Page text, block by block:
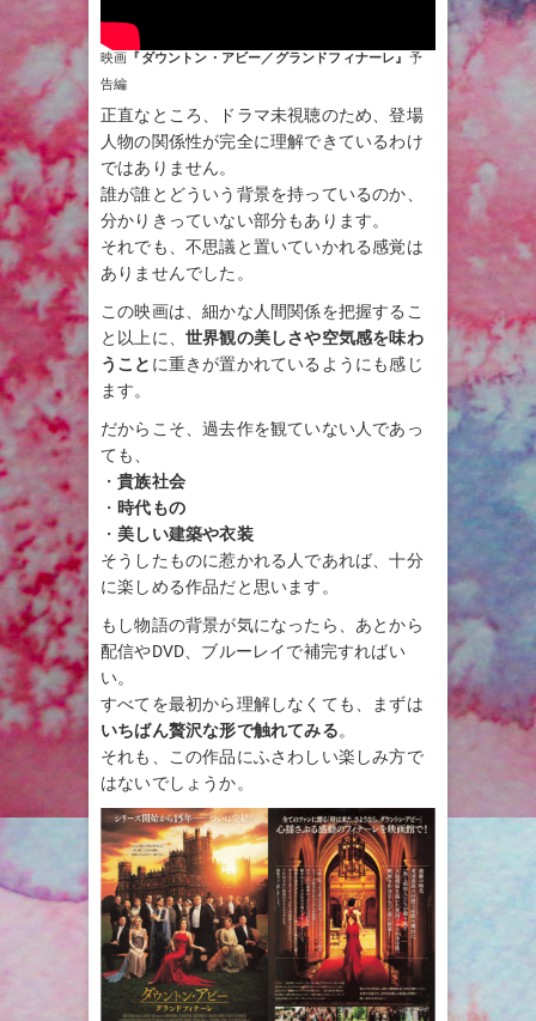
映画 『ダウントン・アビー／グランドフィナーレ』 予
告編
正直なところ、ドラマ未視聴のため、登場
人物の関係性が完全に理解できているわけ
ではありません。
誰が誰とどういう背景を持っているのか、
分かりきっていない部分もあります。
それでも、不思議と置いていかれる感覚は
ありませんでした。
この映画は、細かな人間関係を把握するこ
と以上に、 世界観の美しさや空気感を味わ
うこと に重きが置かれているようにも感じ
ます。
だからこそ、過去作を観ていない人であっ
ても、
・貴族社会
・ 時代もの
・美しい建築や衣装
そうしたものに惹かれる人であれば、十分
に楽しめる作品だと思います。
もし物語の背景が気になったら、あとから
配信やDVD、ブルーレイで補完すればい
い。
すべてを最初から理解しなくても、まずは
いちばん贅沢な形で触れてみる。
それも、この作品にふさわしい楽しみ方で
はないでしょうか。